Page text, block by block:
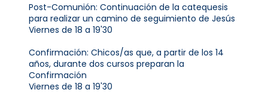
Post-Comunión: Continuación de la catequesis
para realizar un camino de seguimiento de Jesús
Viernes de 18 a 19'30
Confirmación: Chicos/as que, a partir de los 14
años, durante dos cursos preparan la
Confirmación
Viernes de 18 a 19'30